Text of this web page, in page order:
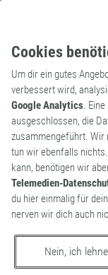
Cookies
Um dir ein gutes
verbessert wird,
Google Analytics.
ausgeschlossen, die
zusammengeführt. Wir
tun wir ebenfalls
kann, benötigen wir
Telemedien-
du hier einmalig für
nerven wir dich auch
Nein, ich
Substantiv
Alte Wörter wie
heutzutage
Klänge wurden
Katzen
das man bei